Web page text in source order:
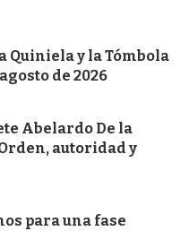
Quiniela y la Tómbola
de 2026
Abelardo De la
autoridad y
para una fase